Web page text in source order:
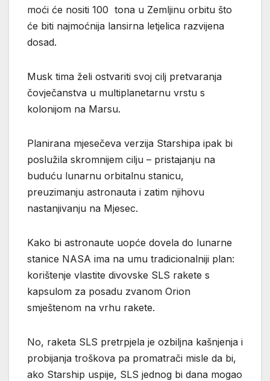
moći će nositi 100 tona u Zemljinu orbitu što
će biti najmoćnija lansirna letjelica razvijena
dosad.
Musk tima želi ostvariti svoj cilj pretvaranja
čovječanstva u multiplanetarnu vrstu s
kolonijom na Marsu.
Planirana mjesečeva verzija Starshipa ipak bi
poslužila skromnijem cilju – pristajanju na
buduću lunarnu orbitalnu stanicu,
preuzimanju astronauta i zatim njihovu
nastanjivanju na Mjesec.
Kako bi astronaute uopće dovela do lunarne
stanice NASA ima na umu tradicionalniji plan:
korištenje vlastite divovske SLS rakete s
kapsulom za posadu zvanom Orion
smještenom na vrhu rakete.
No, raketa SLS pretrpjela je ozbiljna kašnjenja i
probijanja troškova pa promatrači misle da bi,
ako Starship uspije, SLS jednog bi dana mogao